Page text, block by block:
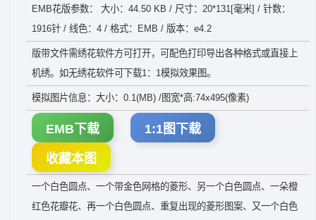
EMB花版参数： 大小：44.50 KB / 尺寸：20*131[毫米] / 针数：
1916针 / 线色：4 / 格式：EMB / 版本：e4.2
版带文件需绣花软件方可打开，可配色打印导出各种格式或直接上
机绣。如无绣花软件可下载1：1模拟效果图。
模拟图片信息：大小：0.1(MB) /图宽*高:74x495(像素)
EMB下载 1:1图下载
收藏本图
一个白色圆点、一个带金色网格的菱形、另一个白色圆点、一朵橙
红色花瓣花、再一个白色圆点、重复出现的菱形图案、又一个白色